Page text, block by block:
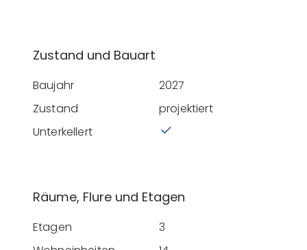
Zustand und Bauart
Baujahr
2027
Zustand
projektiert
Unterkellert
Räume, Flure und Etagen
Etagen
3